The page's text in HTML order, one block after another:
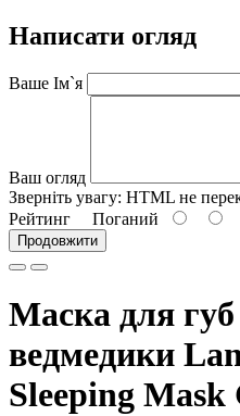
Написати огляд
Ваше Ім`я
Ваш огляд
Зверніть увагу: HTML не
Рейтинг Поганий
Продовжити
Маска для губ
ведмедики
Sleeping